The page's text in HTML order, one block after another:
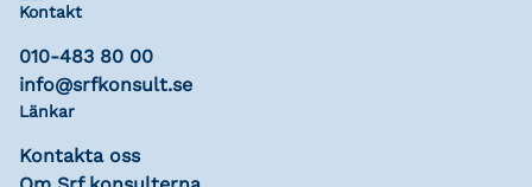
Kontakt
010-483 80 00
info@srfkonsult.se
Länkar
Kontakta oss